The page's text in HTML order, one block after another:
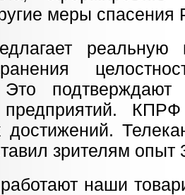
меры спасения
реальную
Это
предприятий.
достижений.
зрителям опыт
работают наши